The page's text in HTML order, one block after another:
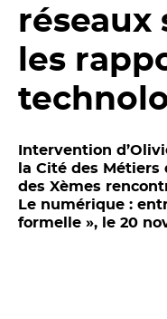
réseaux
les
Intervention
la Cité des
des Xèmes
Le numérique :
formelle », le 20